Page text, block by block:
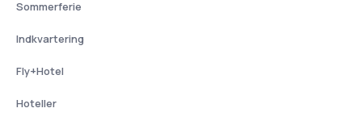
Sommerferie
Indkvartering
Fly+Hotel
Hoteller